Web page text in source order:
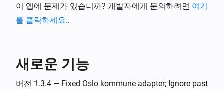
이 앱에 문제가 있습니까? 개발자에게 문의하려면 여기
를 클릭하세요..
새로운 기능
버전 1.3.4 — Fixed Oslo kommune adapter; Ignore past